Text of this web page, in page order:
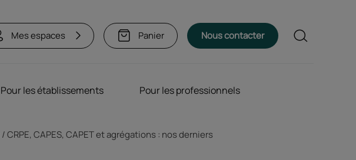
Mes espaces Panier Nous contacter Rechercher
Pour les établissements Pour les professionnels
CRPE, CAPES, CAPET et agrégations : nos derniers